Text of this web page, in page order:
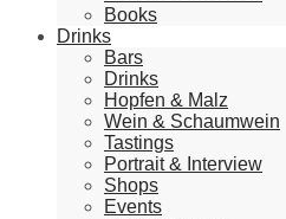
Books
Drinks
Bars
Drinks
Hopfen & Malz
Wein & Schaumwein
Tastings
Portrait & Interview
Shops
Events